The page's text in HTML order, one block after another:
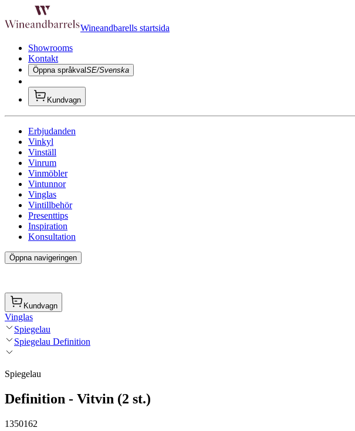
Wineandbarells startsida
Showrooms
Kontakt
Öppna språkvalSE/Svenska
Kundvagn
Erbjudanden
Vinkyl
Vinställ
Vinrum
Vinmöbler
Vintunnor
Vinglas
Vintillbehör
Presenttips
Inspiration
Konsultation
Öppna navigeringen
Kundvagn
Vinglas
Spiegelau
Spiegelau Definition
Spiegelau
Definition - Vitvin (2 st.)
1350162